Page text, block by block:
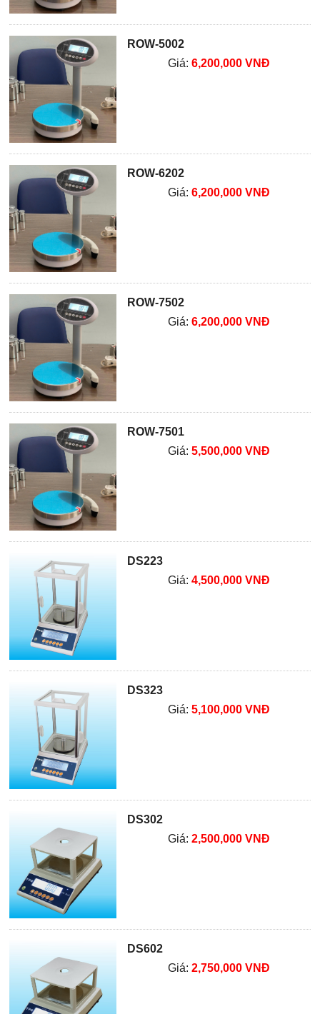
ROW-5002
Giá: 6,200,000 VNĐ
ROW-6202
Giá: 6,200,000 VNĐ
ROW-7502
Giá: 6,200,000 VNĐ
ROW-7501
Giá: 5,500,000 VNĐ
DS223
Giá: 4,500,000 VNĐ
DS323
Giá: 5,100,000 VNĐ
DS302
Giá: 2,500,000 VNĐ
DS602
Giá: 2,750,000 VNĐ